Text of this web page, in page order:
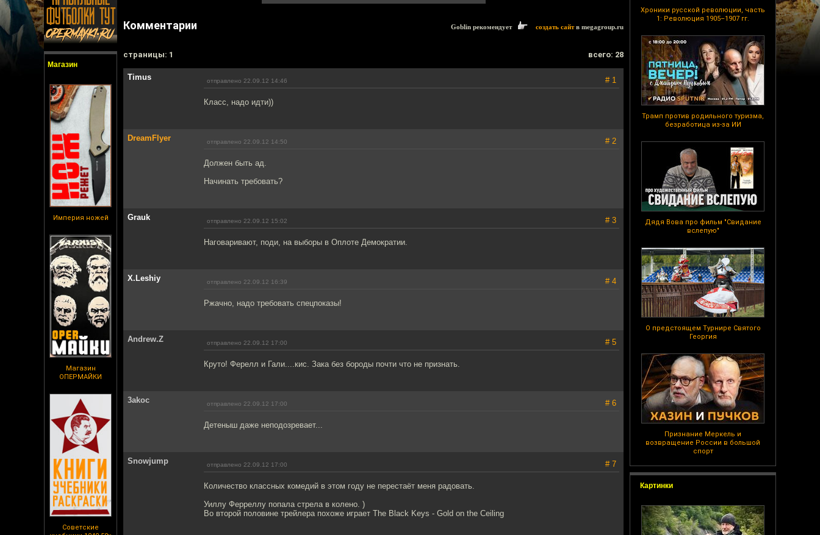
Магазин
Империя ножей
Магазин
ОПЕРМАЙКИ
Советские
Хроники русской революции, часть
1: Революция 1905–1907 гг.
Трамп против родильного туризма,
безработица из-за ИИ
Дядя Вова про фильм "Свидание
вслепую"
О предстоящем Турнире Святого
Георгия
Признание Меркель и
возвращение России в большой
спорт
Картинки
Комментарии Goblin рекомендует создать сайтв megagroup.ru
cтраницы: 1 всего: 28
Timus отправлено 22.09.12 14:46 # 1
Класс, надо идти))
DreamFlyer отправлено 22.09.12 14:50 # 2
Должен быть ад.
Начинать требовать?
Grauk отправлено 22.09.12 15:02 # 3
Наговаривают, поди, на выборы в Оплоте Демократии.
X.Leshiy отправлено 22.09.12 16:39 # 4
Ржачно, надо требовать спецпоказы!
Andrew.Z отправлено 22.09.12 17:00 # 5
Круто! Ферелл и Гали....кис. Зака без бороды почти что не признать.
3akoc отправлено 22.09.12 17:00 # 6
Детеныш даже неподозревает...
Snowjump отправлено 22.09.12 17:00 # 7
Количество классных комедий в этом году не перестаёт меня радовать.
Уиллу Ферреллу попала стрела в колено. )
Во второй половине трейлера похоже играет The Black Keys - Gold on the Ceiling